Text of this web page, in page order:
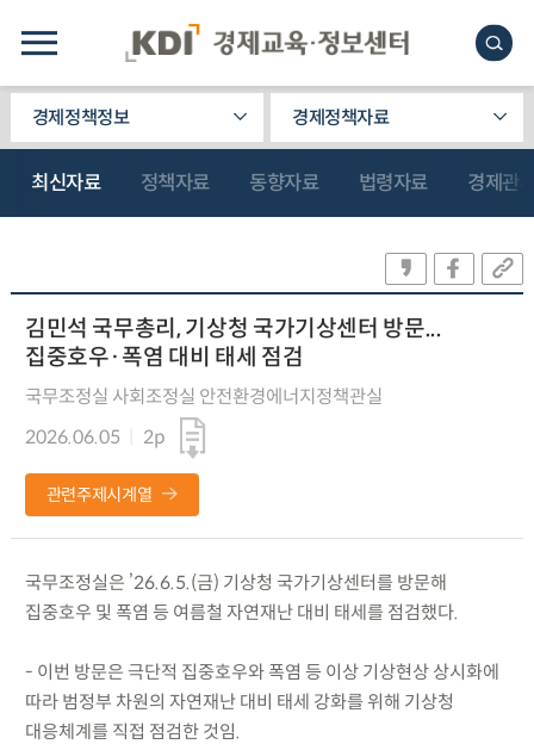
경제정책정보 경제정책자료
최신자료 정책자료 동향자료 법령자료 경제관
김민석 국무총리, 기상청 국가기상센터 방문...
집중호우·폭염 대비 태세 점검
국무조정실 사회조정실 안전환경에너지정책관실
2026.06.05
2p
관련주제시계열
국무조정실은 ’26.6.5.(금) 기상청 국가기상센터를 방문해
집중호우 및 폭염 등 여름철 자연재난 대비 태세를 점검했다.
- 이번 방문은 극단적 집중호우와 폭염 등 이상 기상현상 상시화에
따라 범정부 차원의 자연재난 대비 태세 강화를 위해 기상청
대응체계를 직접 점검한 것임.